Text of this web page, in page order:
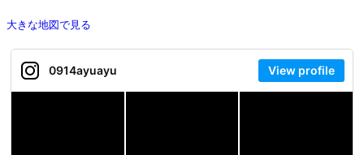
大きな地図で見る
0914ayuayu View profile